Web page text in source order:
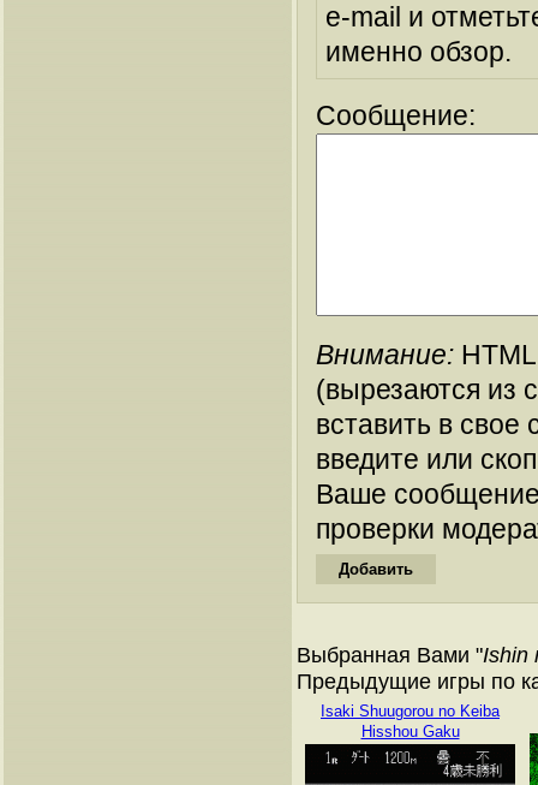
e-mail и
именно обзор.
Сообщение:
Внимание:
(вырезаются из
вставить в
введите или
Ваше
проверки
Выбранная Вами "Ishin
Предыдущие игры по
Isaki Shuugorou no Keiba
Hisshou Gaku